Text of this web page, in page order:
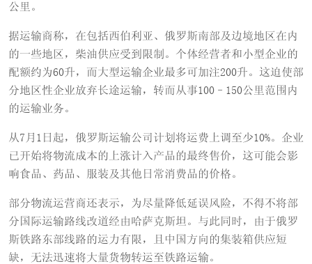
公里。
据运输商称，在包括西伯利亚、俄罗斯南部及边境地区在内
的一些地区，柴油供应受到限制。个体经营者和小型企业的
配额约为60升，而大型运输企业最多可加注200升。这迫使部
分地区性企业放弃长途运输，转而从事100–150公里范围内
的运输业务。
从7月1日起，俄罗斯运输公司计划将运费上调至少10%。企业
已开始将物流成本的上涨计入产品的最终售价，这可能会影
响食品、药品、服装及其他日常消费品的价格。
部分物流运营商还表示，为尽量降低延误风险，不得不将部
分国际运输路线改道经由哈萨克斯坦。与此同时，由于俄罗
斯铁路东部线路的运力有限，且中国方向的集装箱供应短
缺，无法迅速将大量货物转运至铁路运输。